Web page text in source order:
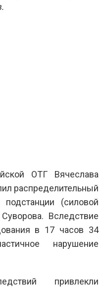
ОТГ Вячеслава
распределительный
подстанции (силовой
Вследствие
в 17 часов 34
нарушение
привлекли